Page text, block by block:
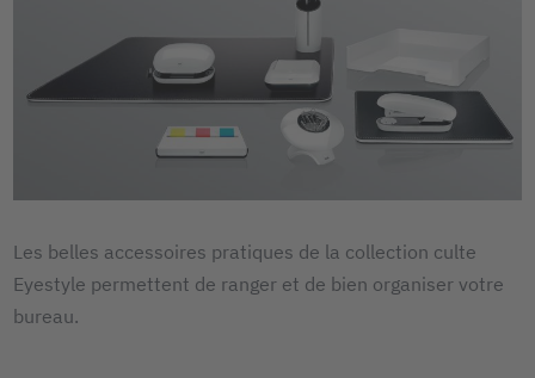
Les belles accessoires pratiques de la collection culte
Eyestyle permettent de ranger et de bien organiser votre
bureau.